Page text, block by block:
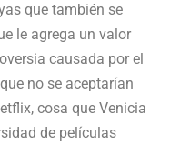
que también se
le agrega un valor
causada por el
no se aceptarían
cosa que Venicia
de películas